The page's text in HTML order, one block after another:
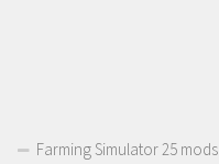
Farming Simulator 25 mods